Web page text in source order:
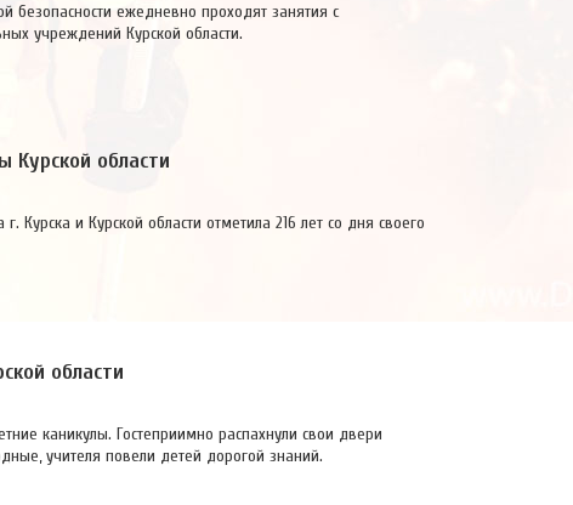
безопасности ежедневно проходят занятия с
учреждений Курской области.
Курской области
Курска и Курской области отметила 216 лет со дня своего
области
каникулы. Гостеприимно распахнули свои двери
учителя повели детей дорогой знаний.